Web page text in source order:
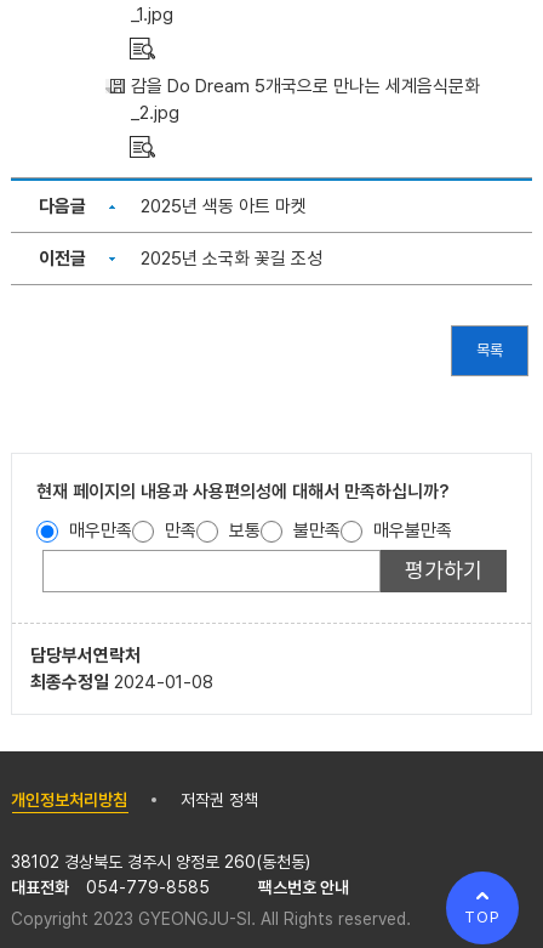
_1.jpg
감을 Do Dream 5개국으로 만나는 세계음식문화
_2.jpg
다음글 2025년 색동 아트 마켓
이전글 2025년 소국화 꽃길 조성
목록
현재 페이지의 내용과 사용편의성에 대해서 만족하십니까?
매우만족
만족 보통 불만족 매우불만족
담당부서연락처
최종수정일 2024-01-08
개인정보처리방침 저작권 정책
38102 경상북도 경주시 양정로 260(동천동)
대표전화
054-779-8585
팩스번호 안내
Copyright 2023 GYEONGJU-SI. All Rights reserved.
TOP